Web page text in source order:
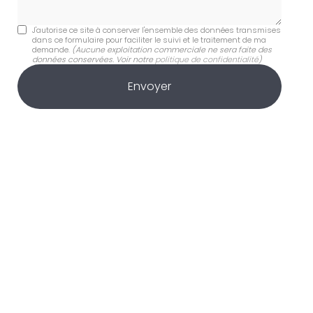
J'autorise ce site à conserver l'ensemble des données transmises
dans ce formulaire pour faciliter le suivi et le traitement de ma
demande. (Aucune exploitation commerciale ne sera faite des
données conservées. Voir notre politique de confidentialité)